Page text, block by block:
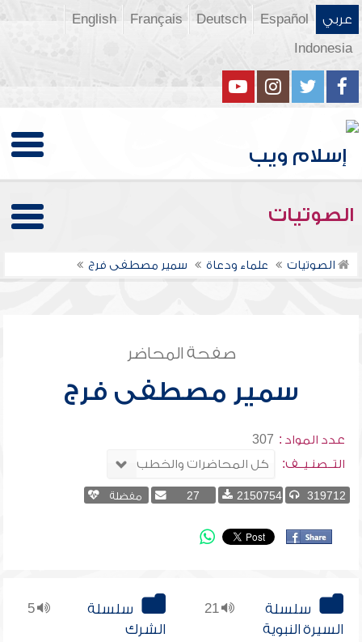
عربي Español
Deutsch
Français
English
Indonesia
الصوتيات
الصوتيات علماء ودعاة سمير مصطفى فرج
صفحة المحاضر
سمير مصطفى فرج
عدد المواد : 307
التــصنـيــف:
319712
2150754
27 مفضلة
21
سلسلة
السيرة النبوية
5
سلسلة
الشرك